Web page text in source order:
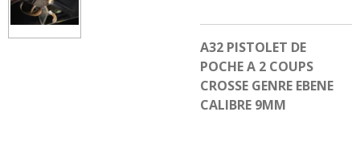
A32 PISTOLET DE
POCHE A 2 COUPS
CROSSE GENRE EBENE
CALIBRE 9MM